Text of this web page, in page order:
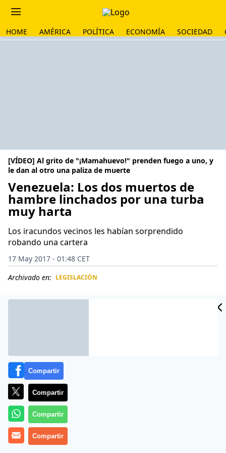
HOME AMÉRICA POLÍTICA ECONOMÍA SOCIEDAD
[VÍDEO] Al grito de "¡Mamahuevo!" prenden fuego a uno, y
le dan al otro una paliza de muerte
Venezuela: Los dos muertos de
hambre linchados por una turba
muy harta
Los iracundos vecinos les habían sorprendido
robando una cartera
17 May 2017 - 01:48 CET
Archivado en: LEGISLACIÓN
Más información
Compartir
Compartir
Compartir
Compartir